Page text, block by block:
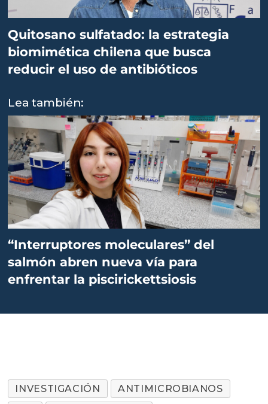
Quitosano sulfatado: la estrategia
biomimética chilena que busca
reducir el uso de antibióticos
Lea también:
“Interruptores moleculares” del
salmón abren nueva vía para
enfrentar la piscirickettsiosis
INVESTIGACIÓN
ANTIMICROBIANOS